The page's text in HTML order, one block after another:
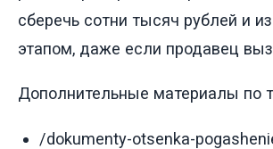
сберечь сотни тысяч рублей и
этапом, даже если продавец
Дополнительные материалы по
/dokumenty-otsenka-